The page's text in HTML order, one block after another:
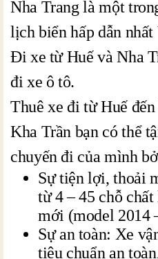
Nha Trang là một
lịch biển hấp dẫn
Đi xe từ Huế và Nha
đi xe ô tô.
Thuê xe đi từ Huế
Kha Trần bạn có thể
chuyến đi của mình
Sự tiện lợi, thoải
từ 4 – 45 chỗ
mới (model 2014
Sự an toàn: Xe
tiêu chuẩn an